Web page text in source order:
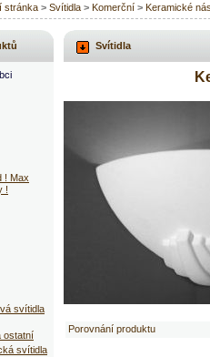
stránka > Svítidla > Komerční > Keramické
Svítidla
Porovnání produktu
! Max
!
svítidla
ostatní
svítidla